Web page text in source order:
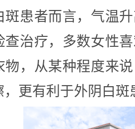
斑患者而言，气温升
查治疗，多数女性
物，从某种程度来
更有利于外阴白斑